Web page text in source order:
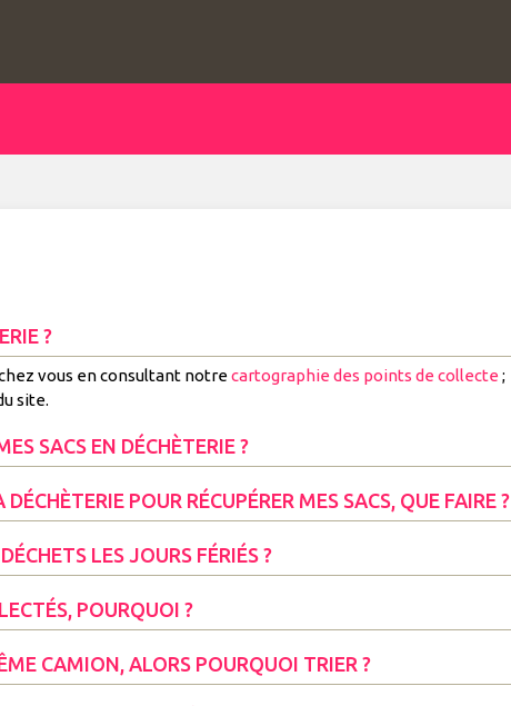
?
vous en consultant notrecartographie des points de collecte ;
site.
SACS EN DÉCHÈTERIE ?
POUR RÉCUPÉRER MES SACS, QUE FAIRE ?
LES JOURS FÉRIÉS ?
POURQUOI ?
CAMION, ALORS POURQUOI TRIER ?